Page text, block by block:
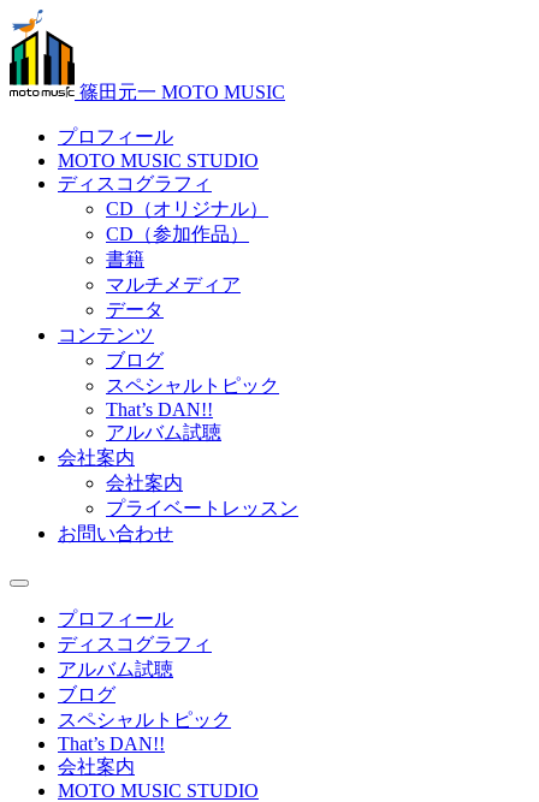
篠田元一 MOTO MUSIC
プロフィール
MOTO MUSIC STUDIO
ディスコグラフィ
CD（オリジナル）
CD（参加作品）
書籍
マルチメディア
データ
コンテンツ
ブログ
スペシャルトピック
That’s DAN!!
アルバム試聴
会社案内
会社案内
プライベートレッスン
お問い合わせ
プロフィール
ディスコグラフィ
アルバム試聴
ブログ
スペシャルトピック
That’s DAN!!
会社案内
MOTO MUSIC STUDIO